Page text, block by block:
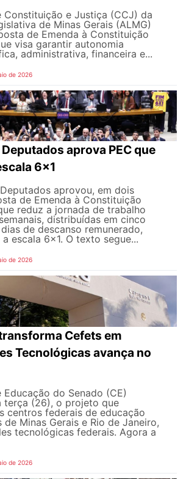
Constituição e Justiça (CCJ) da
de Minas Gerais (ALMG)
de Emenda à Constituição
visa garantir autonomia
administrativa, financeira e...
de 2026
aprova PEC que
6x1
aprovou, em dois
de Emenda à Constituição
reduz a jornada de trabalho
distribuídas em cinco
de descanso remunerado,
escala 6x1. O texto segue...
de 2026
Cefets em
Tecnológicas avança no
Educação do Senado (CE)
terça (26), o projeto que
centros federais de educação
Minas Gerais e Rio de Janeiro,
tecnológicas federais. Agora a
de 2026